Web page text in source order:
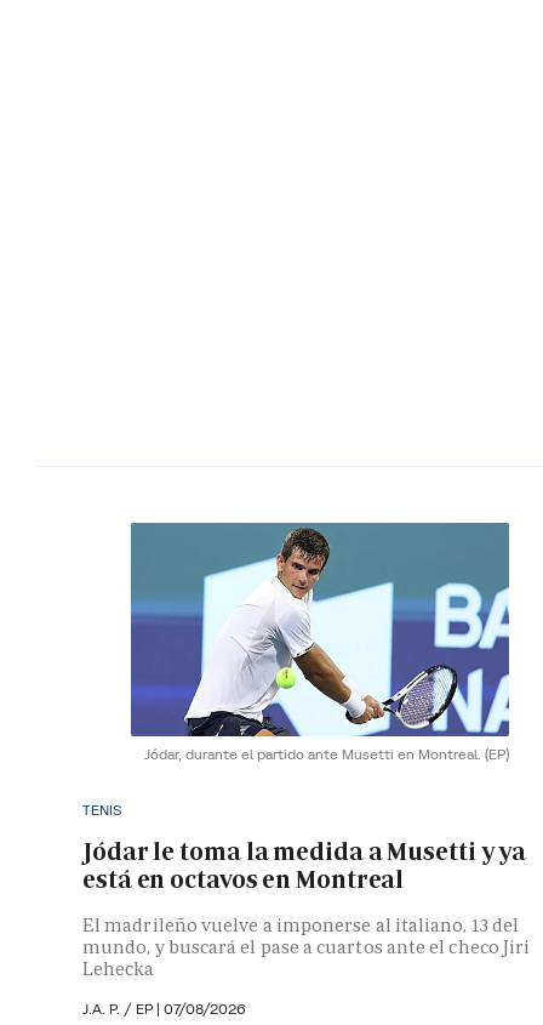
Jódar, durante el partido ante Musetti en Montreal. (EP)
TENIS
Jódar le toma la medida a Musetti y ya
está en octavos en Montreal
El madrileño vuelve a imponerse al italiano, 13 del
mundo, y buscará el pase a cuartos ante el checo Jiri
Lehecka
J.A. P. / EP | 07/08/2026